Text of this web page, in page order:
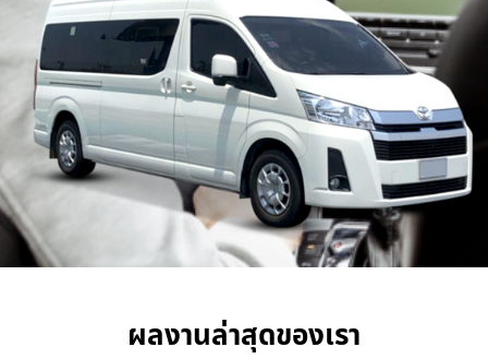
ผลงานล่าสุดของเรา